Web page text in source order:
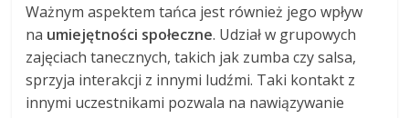
Ważnym aspektem tańca jest również jego wpływ
na umiejętności społeczne. Udział w grupowych
zajęciach tanecznych, takich jak zumba czy salsa,
sprzyja interakcji z innymi ludźmi. Taki kontakt z
innymi uczestnikami pozwala na nawiązywanie